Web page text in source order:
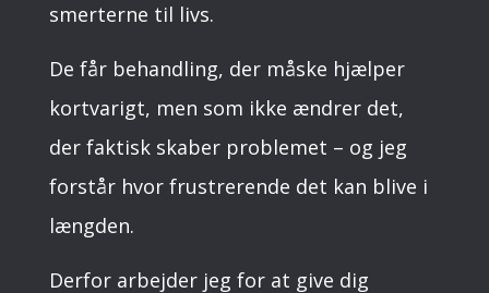
smerterne til livs.
De får behandling, der måske hjælper
kortvarigt, men som ikke ændrer det,
der faktisk skaber problemet – og jeg
forstår hvor frustrerende det kan blive i
længden.
Derfor arbejder jeg for at give dig